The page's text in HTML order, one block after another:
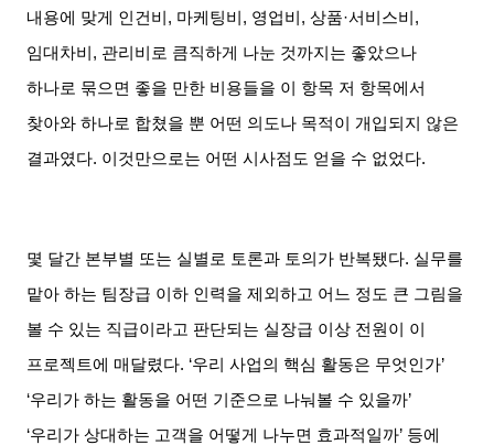
내용에 맞게 인건비 , 마케팅비 , 영업비 ,상품·서비스비 ,
임대차비 , 관리비로 큼직하게 나눈 것까지는 좋았으나
하나로 묶으면 좋을 만한 비용들을 이 항목 저 항목에서
찾아와 하나로 합쳤을 뿐 어떤 의도나 목적이 개입되지 않은
결과였다. 이것만으로는 어떤 시사점도 얻을 수 없었다.
몇 달간 본부별 또는 실별로 토론과 토의가 반복됐다. 실무를
맡아 하는 팀장급 이하 인력을 제외하고 어느 정도 큰 그림을
볼 수 있는 직급이라고 판단되는 실장급 이상 전원이 이
프로젝트에 매달렸다. ‘우리 사업의 핵심 활동은 무엇인가’
‘우리가 하는 활동을 어떤 기준으로 나눠볼 수 있을까’
‘우리가 상대하는 고객을 어떻게 나누면 효과적일까’ 등에